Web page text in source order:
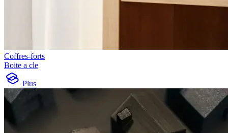
Coffres-forts
Boite a cle
Plus